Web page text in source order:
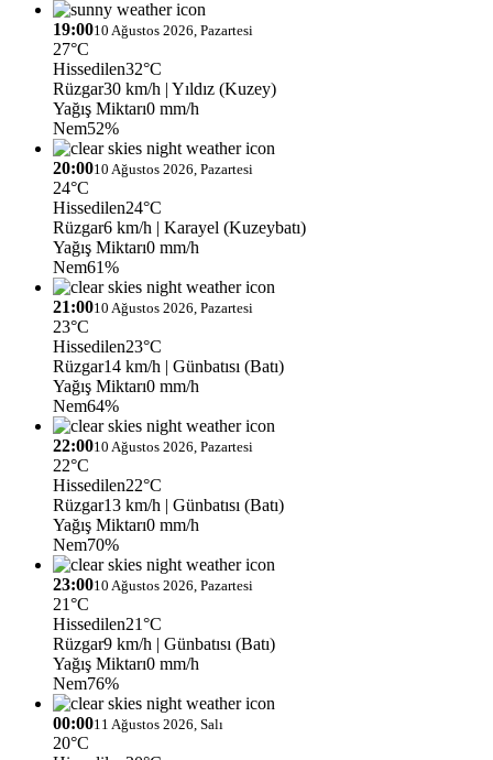
19:0010 Ağustos 2026, Pazartesi
27°C
Hissedilen32°C
Rüzgar30 km/h | Yıldız (Kuzey)
Yağış Miktarı0 mm/h
Nem52%
20:0010 Ağustos 2026, Pazartesi
24°C
Hissedilen24°C
Rüzgar6 km/h | Karayel (Kuzeybatı)
Yağış Miktarı0 mm/h
Nem61%
21:0010 Ağustos 2026, Pazartesi
23°C
Hissedilen23°C
Rüzgar14 km/h | Günbatısı (Batı)
Yağış Miktarı0 mm/h
Nem64%
22:0010 Ağustos 2026, Pazartesi
22°C
Hissedilen22°C
Rüzgar13 km/h | Günbatısı (Batı)
Yağış Miktarı0 mm/h
Nem70%
23:0010 Ağustos 2026, Pazartesi
21°C
Hissedilen21°C
Rüzgar9 km/h | Günbatısı (Batı)
Yağış Miktarı0 mm/h
Nem76%
00:0011 Ağustos 2026, Salı
20°C